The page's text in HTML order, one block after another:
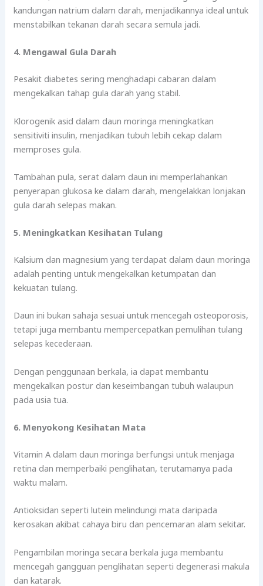
kandungan natrium dalam darah, menjadikannya ideal untuk
menstabilkan tekanan darah secara semula jadi.
4. Mengawal Gula Darah
Pesakit diabetes sering menghadapi cabaran dalam
mengekalkan tahap gula darah yang stabil.
Klorogenik asid dalam daun moringa meningkatkan
sensitiviti insulin, menjadikan tubuh lebih cekap dalam
memproses gula.
Tambahan pula, serat dalam daun ini memperlahankan
penyerapan glukosa ke dalam darah, mengelakkan lonjakan
gula darah selepas makan.
5. Meningkatkan Kesihatan Tulang
Kalsium dan magnesium yang terdapat dalam daun moringa
adalah penting untuk mengekalkan ketumpatan dan
kekuatan tulang.
Daun ini bukan sahaja sesuai untuk mencegah osteoporosis,
tetapi juga membantu mempercepatkan pemulihan tulang
selepas kecederaan.
Dengan penggunaan berkala, ia dapat membantu
mengekalkan postur dan keseimbangan tubuh walaupun
pada usia tua.
6. Menyokong Kesihatan Mata
Vitamin A dalam daun moringa berfungsi untuk menjaga
retina dan memperbaiki penglihatan, terutamanya pada
waktu malam.
Antioksidan seperti lutein melindungi mata daripada
kerosakan akibat cahaya biru dan pencemaran alam sekitar.
Pengambilan moringa secara berkala juga membantu
mencegah gangguan penglihatan seperti degenerasi makula
dan katarak.